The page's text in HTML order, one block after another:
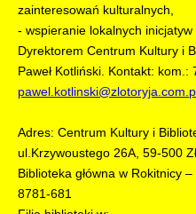
zainteresowań kulturalnych,
- wspieranie lokalnych inicjatyw
Dyrektorem Centrum Kultury i
Paweł Kotliński. Kontakt: kom.:
Adres: Centrum Kultury i
ul.Krzywoustego 26A, 59-500
Biblioteka główna w Rokitnicy
8781-681